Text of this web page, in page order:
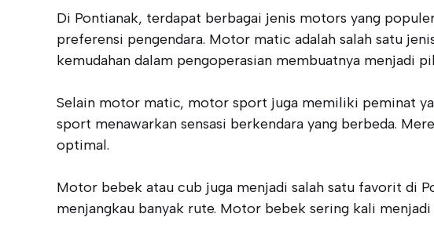
Di Pontianak, terdapat berbagai jenis motors yang
preferensi pengendara. Motor matic adalah salah satu
kemudahan dalam pengoperasian membuatnya menjadi
Selain motor matic, motor sport juga memiliki peminat
sport menawarkan sensasi berkendara yang berbeda.
optimal.
Motor bebek atau cub juga menjadi salah satu favorit di
menjangkau banyak rute. Motor bebek sering kali